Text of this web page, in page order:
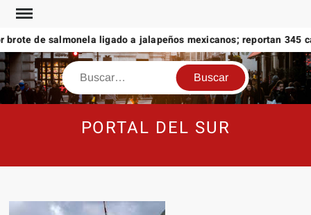
Saltar
contenidode salmonela ligado a jalapeños mexicanos; reportan 345
Buscar
PORTAL DEL SUR